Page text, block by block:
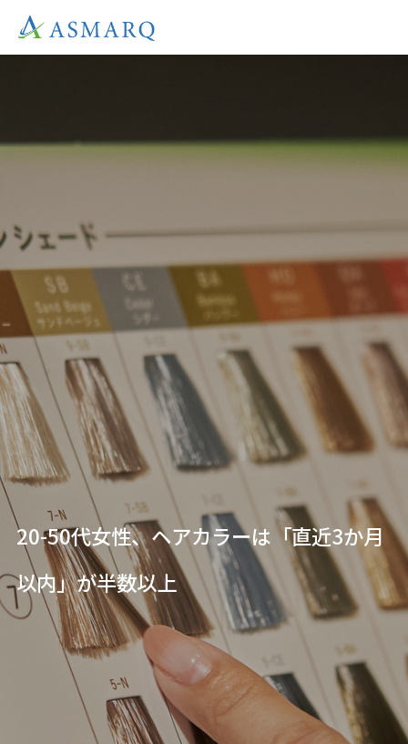
20-50代女性、ヘアカラーは「直近3か月
以内」が半数以上